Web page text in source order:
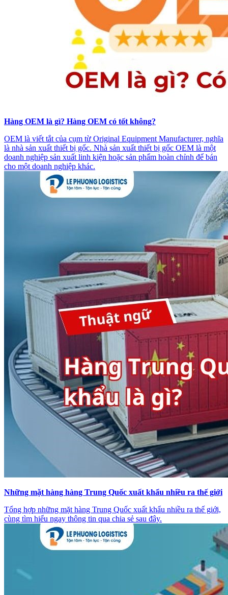
Hàng OEM là gì? Hàng OEM có tốt không?
OEM là viết tắt của cụm từ Original Equipment Manufacturer, nghĩa
là nhà sản xuất thiết bị gốc. Nhà sản xuất thiết bị gốc OEM là một
doanh nghiệp sản xuất linh kiện hoặc sản phẩm hoàn chỉnh để bán
cho một doanh nghiệp khác.
Những mặt hàng hàng Trung Quốc xuất khẩu nhiều ra thế giới
Tổng hợp những mặt hàng Trung Quốc xuất khẩu nhiều ra thế giới,
cùng tìm hiểu ngay thông tin qua chia sẻ sau đây.